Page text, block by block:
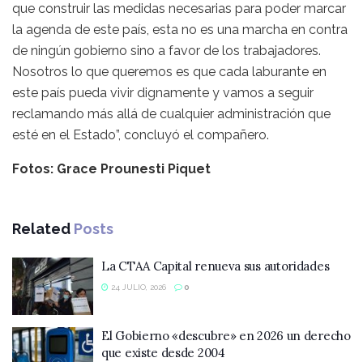
que construir las medidas necesarias para poder marcar
la agenda de este país, esta no es una marcha en contra
de ningún gobierno sino a favor de los trabajadores.
Nosotros lo que queremos es que cada laburante en
este país pueda vivir dignamente y vamos a seguir
reclamando más allá de cualquier administración que
esté en el Estado”, concluyó el compañero.
Fotos: Grace Prounesti Piquet
Related Posts
La CTAA Capital renueva sus autoridades
24 JULIO, 2026 0
El Gobierno «descubre» en 2026 un derecho
que existe desde 2004